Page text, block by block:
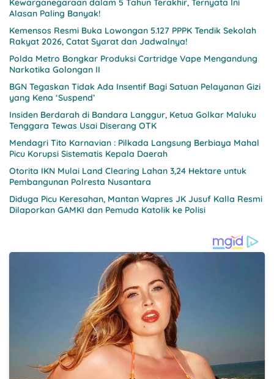
Kewarganegaraan dalam 5 Tahun Terakhir, Ternyata Ini
Alasan Paling Banyak!
Kemensos Resmi Buka Lowongan 5.127 PPPK Tendik Sekolah
Rakyat 2026, Catat Syarat dan Jadwalnya!
Polda Metro Bongkar Produksi Cartridge Vape Mengandung
Narkotika Golongan II
BGN Tegaskan Tidak Ada Insentif Bagi Satuan Pelayanan Gizi
yang Kena ‘Suspend’
Insiden Berdarah di Bandara Langgur, Ketua Golkar Maluku
Tenggara Tewas Usai Diserang OTK
Mendagri Tito Karnavian : Pilkada Langsung Berbiaya Mahal
Picu Korupsi Sistematis Kepala Daerah
Otorita IKN Mulai Land Clearing Lahan 3,24 Hektare untuk
Pembangunan Polresta Nusantara
Diduga Picu Keresahan, Mantan Wapres JK Jusuf Kalla Resmi
Dilaporkan GAMKI dan Pemuda Katolik ke Polisi